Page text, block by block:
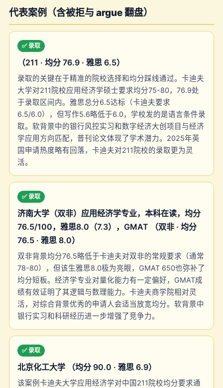
代表案例（含被拒与 argue 翻盘）
✅ 录取
（211 · 均分 76.9 · 雅思 6.5）
录取的关键在于精准的院校选择和均分踩线通过。卡迪夫
大学对211院校应用经济学硕士要求均分75-80，76.9处
于录取区间内。雅思总分6.5达标（卡迪夫要求
6.5/6.0），但写作5.6略低于6.0，学校发的是语言条件录
取。软背景中的银行风控实习和数字经济大创项目与经济
学应用方向匹配，普刊论文体现了学术潜力。2025年英
国申请热度略有回落，卡迪夫对211院校的录取更为灵
活。
✅ 录取
济南大学（双非）应用经济学专业，本科在读，均分
76.5/100，雅思8.0（7.3），GMAT （双非 · 均分
76.5 · 雅思 8.0）
双非背景均分76.5略低于卡迪夫对双非的常规要求（通常
78-80），但该生雅思8.0极为亮眼，GMAT 650也弥补了
均分短板。经济学专业对量化能力有一定偏好，GMAT成
绩有效证明了其逻辑与数理能力。卡迪夫商学院相对灵
活，对综合背景优秀的申请人会适当放宽均分。软背景中
银行实习和科研经历进一步增强了竞争力。
✅ 录取
北京化工大学 （均分 90.0 · 雅思 6.9）
该案例卡迪夫大学应用经济学对中国211院校均分要求通